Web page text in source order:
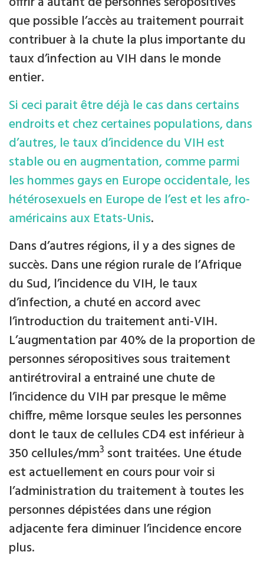
que possible l’accès au traitement pourrait
contribuer à la chute la plus importante du
taux d’infection au VIH dans le monde
entier.
Si ceci parait être déjà le cas dans certains
endroits et chez certaines populations, dans
d’autres, le taux d’incidence du VIH est
stable ou en augmentation, comme parmi
les hommes gays en Europe occidentale, les
hétérosexuels en Europe de l’est et les afro-
américains aux Etats-Unis.
Dans d’autres régions, il y a des signes de
succès. Dans une région rurale de l’Afrique
du Sud, l’incidence du VIH, le taux
d’infection, a chuté en accord avec
l’introduction du traitement anti-VIH.
L’augmentation par 40% de la proportion de
personnes séropositives sous traitement
antirétroviral a entrainé une chute de
l’incidence du VIH par presque le même
chiffre, même lorsque seules les personnes
dont le taux de cellules CD4 est inférieur à
350 cellules/mm3 sont traitées. Une étude
est actuellement en cours pour voir si
l’administration du traitement à toutes les
personnes dépistées dans une région
adjacente fera diminuer l’incidence encore
plus.